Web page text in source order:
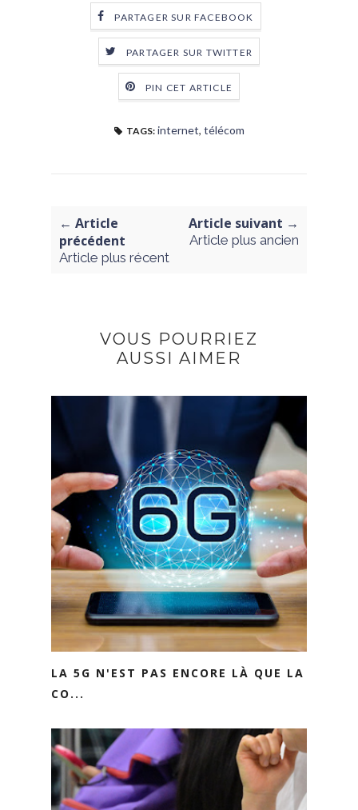
PARTAGER SUR FACEBOOK
PARTAGER SUR TWITTER
PIN CET ARTICLE
TAGS: internet, télécom
← Article
précédent
Article plus récent
Article suivant →
Article plus ancien
VOUS POURRIEZ
AUSSI AIMER
LA 5G N'EST PAS ENCORE LÀ QUE LA
CO...